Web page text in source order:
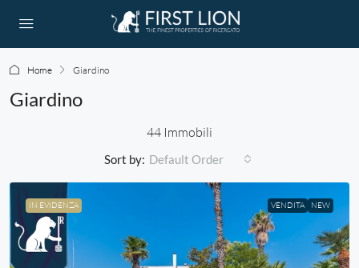
Home Giardino
Giardino
44 Immobili
Sort by: Default Order
IN EVIDENZA VENDITA NEW